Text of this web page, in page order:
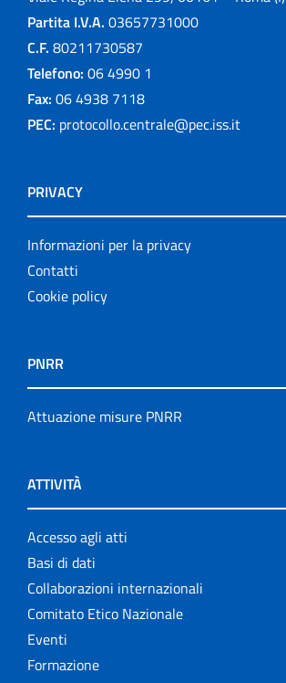
Partita I.V.A. 03657731000
C.F. 80211730587
Telefono: 06 4990 1
Fax: 06 4938 7118
PEC: protocollo.centrale@pec.iss.it
PRIVACY
Informazioni per la privacy
Contatti
Cookie policy
PNRR
Attuazione misure PNRR
ATTIVITÀ
Accesso agli atti
Basi di dati
Collaborazioni internazionali
Comitato Etico Nazionale
Eventi
Formazione